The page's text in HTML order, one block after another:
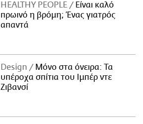
HEALTHY PEOPLE
Είναι καλό
πρωινό η βρόμη; Ένας γιατρός
απαντά
Design
Μόνο στα όνειρα: Τα
υπέροχα σπίτια του Ιμπέρ ντε
Ζιβανσί